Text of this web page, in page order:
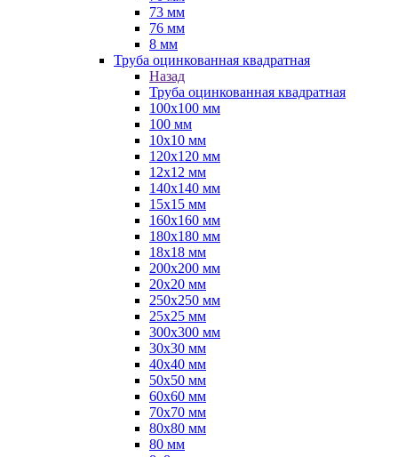
73 мм
76 мм
8 мм
Труба оцинкованная квадратная
Назад
Труба оцинкованная квадратная
100х100 мм
100 мм
10х10 мм
120х120 мм
12х12 мм
140х140 мм
15х15 мм
160х160 мм
180х180 мм
18х18 мм
200х200 мм
20х20 мм
250х250 мм
25х25 мм
300х300 мм
30х30 мм
40х40 мм
50х50 мм
60х60 мм
70х70 мм
80х80 мм
80 мм